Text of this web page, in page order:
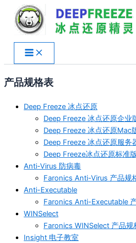
产品规格表
Deep Freeze 冰点还原
Deep Freeze 冰点还原企业
Deep Freeze 冰点还原Mac
Deep Freeze 冰点还原服务
Deep Freeze冰点还原标准
Anti-Virus 防病毒
Faronics Anti-Virus 产品规
Anti-Executable
Faronics Anti-Executable
WINSelect
Faronics WINSelect 产品规
Insight 电子教室